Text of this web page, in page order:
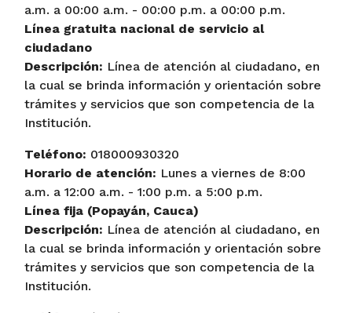
a.m. a 00:00 a.m. - 00:00 p.m. a 00:00 p.m.
Línea gratuita nacional de servicio al
ciudadano
Descripción: Línea de atención al ciudadano, en
la cual se brinda información y orientación sobre
trámites y servicios que son competencia de la
Institución.
Teléfono: 018000930320
Horario de atención: Lunes a viernes de 8:00
a.m. a 12:00 a.m. - 1:00 p.m. a 5:00 p.m.
Línea fija (Popayán, Cauca)
Descripción: Línea de atención al ciudadano, en
la cual se brinda información y orientación sobre
trámites y servicios que son competencia de la
Institución.